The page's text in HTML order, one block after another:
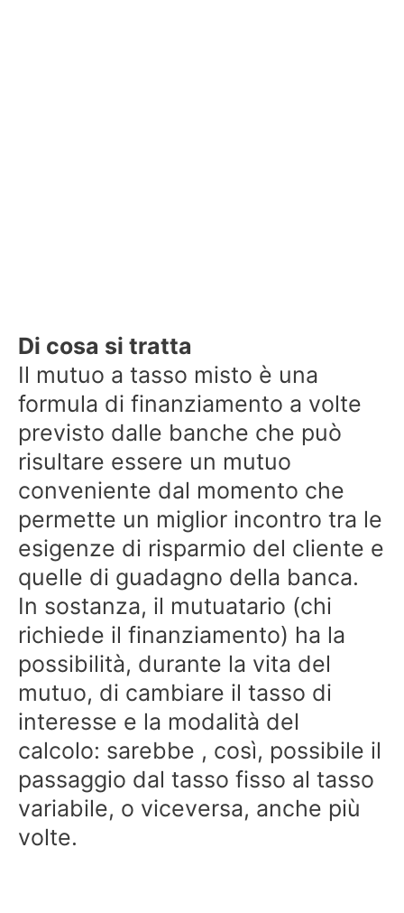
Di cosa si tratta
Il mutuo a tasso misto è una
formula di finanziamento a volte
previsto dalle banche che può
risultare essere un mutuo
conveniente dal momento che
permette un miglior incontro tra le
esigenze di risparmio del cliente e
quelle di guadagno della banca.
In sostanza, il mutuatario (chi
richiede il finanziamento) ha la
possibilità, durante la vita del
mutuo, di cambiare il tasso di
interesse e la modalità del
calcolo: sarebbe , così, possibile il
passaggio dal tasso fisso al tasso
variabile, o viceversa, anche più
volte.